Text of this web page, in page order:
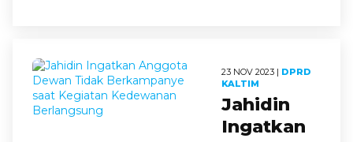
23 NOV 2023 | DPRD
KALTIM
Jahidin
Ingatkan